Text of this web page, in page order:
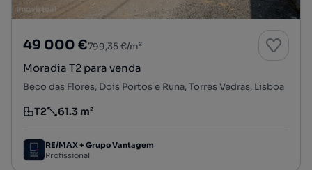
49 000 €799,35 €/m²
Moradia T2 para venda
Beco das Flores, Dois Portos e Runa, Torres Vedras, Lisboa
Tipologia
T2
Preço por metro quadrado
61.3 m²
RE/MAX + Grupo Vantagem
Profissional